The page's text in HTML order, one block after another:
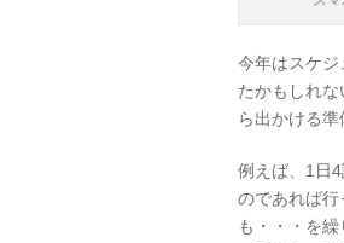
今年はスケ
たかもしれ
ら出かける
例えば、1日
のであれば
も・・・を